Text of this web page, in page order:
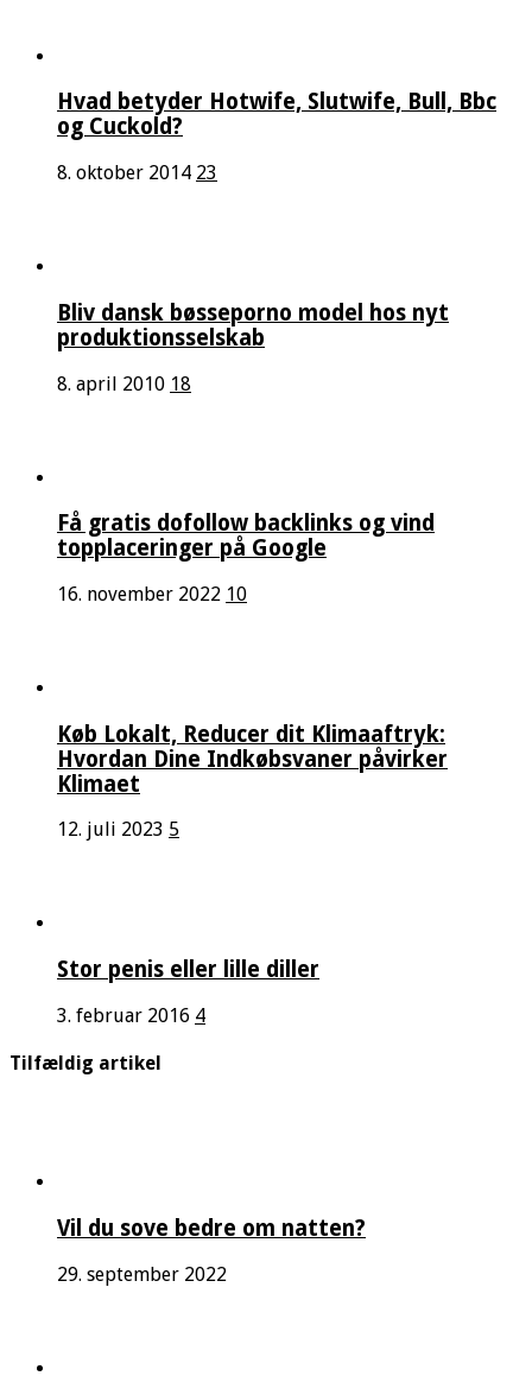
Hvad betyder Hotwife, Slutwife, Bull, Bbc
og Cuckold?
8. oktober 2014 23
Bliv dansk bøsseporno model hos nyt
produktionsselskab
8. april 2010 18
Få gratis dofollow backlinks og vind
topplaceringer på Google
16. november 2022 10
Køb Lokalt, Reducer dit Klimaaftryk:
Hvordan Dine Indkøbsvaner påvirker
Klimaet
12. juli 2023 5
Stor penis eller lille diller
3. februar 2016 4
Tilfældig artikel
Vil du sove bedre om natten?
29. september 2022